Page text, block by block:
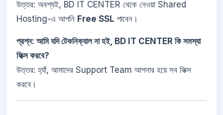
উত্তর: অবশ্যই, BD IT CENTER থেকে নেওয়া Shared
Hosting-এ আপনি Free SSL পাবেন।
প্রশ্ন: আমি যদি টেকনিক্যাল না হই, BD IT CENTER কি সমস্যা
ফিক্স করবে?
উত্তর: হ্যাঁ, আমাদের Support Team আপনার হয়ে সব ফিক্স
করবে।